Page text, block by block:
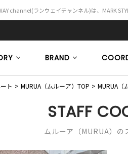
channel(ランウェイチャンネル)は、MARK
BRAND
ト MURUA（ムルーア）TOP MURUA（
STAFF
ムルーア（MURUA）の